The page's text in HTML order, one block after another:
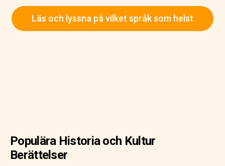
Läs och lyssna på vilket språk som helst
Populära Historia och Kultur
Berättelser